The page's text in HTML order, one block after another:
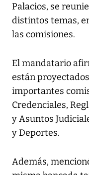
Palacios, se
distintos temas,
las comisiones.
El mandatario
están
importantes
Credenciales,
y Asuntos
y Deportes.
Además,